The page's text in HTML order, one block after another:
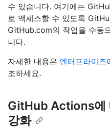
수 있습니다. 여기에는
로 액세스할 수 있도록
GitHub.com의 작업을 수동
니다.
자세한 내용은 엔터프라이즈
조하세요.
GitHub Actions에
강화